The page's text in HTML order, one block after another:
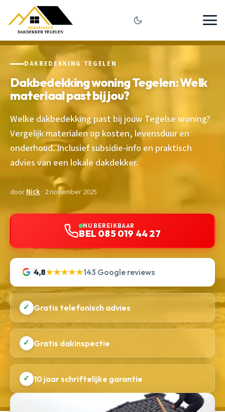
DAKBEDEKKING TEGELEN
Dakbedekking woning Tegelen: Welk
materiaal past bij jou?
Welke dakbedekking past bij jouw Tegelse woning?
Vergelijk materialen op kosten, levensduur en
onderhoud. Inclusief subsidie-info en praktisch
advies van een lokale dakdekker.
doorNick· 2 november 2025
NU BEREIKBAAR
BEL 085 019 44 27
4,8★★★★★143 Google reviews
✓ Gratis telefonisch advies
✓ Gratis dakinspectie
✓ 10 jaar schriftelijke garantie